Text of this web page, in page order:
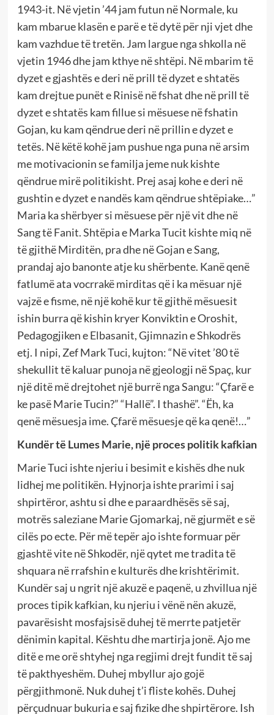
1943-it. Në vjetin ’44 jam futun në Normale, ku
kam mbarue klasën e parë e të dytë për nji vjet dhe
kam vazhdue të tretën. Jam largue nga shkolla në
vjetin 1946 dhe jam kthye në shtëpi. Në mbarim të
dyzet e gjashtës e deri në prill të dyzet e shtatës
kam drejtue punët e Rinisë në fshat dhe në prill të
dyzet e shtatës kam fillue si mësuese në fshatin
Gojan, ku kam qëndrue deri në prillin e dyzet e
tetës. Në këtë kohë jam pushue nga puna në arsim
me motivacionin se familja jeme nuk kishte
qëndrue mirë politikisht. Prej asaj kohe e deri në
gushtin e dyzet e nandës kam qëndrue shtëpiake…”
Maria ka shërbyer si mësuese për një vit dhe në
Sang të Fanit. Shtëpia e Marka Tucit kishte miq në
të gjithë Mirditën, pra dhe në Gojan e Sang,
prandaj ajo banonte atje ku shërbente. Kanë qenë
fatlumë ata vocrrakë mirditas që i ka mësuar një
vajzë e fisme, në një kohë kur të gjithë mësuesit
ishin burra që kishin kryer Konviktin e Oroshit,
Pedagogjiken e Elbasanit, Gjimnazin e Shkodrës
etj. I nipi, Zef Mark Tuci, kujton: “Në vitet ’80 të
shekullit të kaluar punoja në gjeologji në Spaç, kur
një ditë më drejtohet një burrë nga Sangu: “Çfarë e
ke pasë Marie Tucin?” “Hallë”. I thashë”. “Ëh, ka
qenë mësuesja ime. Çfarë mësuesje që ka qenë!…”
Kundër të Lumes Marie, një proces politik kafkian
Marie Tuci ishte njeriu i besimit e kishës dhe nuk
lidhej me politikën. Hyjnorja ishte prarimi i saj
shpirtëror, ashtu si dhe e paraardhësës së saj,
motrës saleziane Marie Gjomarkaj, në gjurmët e së
cilës po ecte. Për më tepër ajo ishte formuar për
gjashtë vite në Shkodër, një qytet me tradita të
shquara në rrafshin e kulturës dhe krishtërimit.
Kundër saj u ngrit një akuzë e paqenë, u zhvillua një
proces tipik kafkian, ku njeriu i vënë nën akuzë,
pavarësisht mosfajsisë duhej të merrte patjetër
dënimin kapital. Kështu dhe martirja jonë. Ajo me
ditë e me orë shtyhej nga regjimi drejt fundit të saj
të pakthyeshëm. Duhej mbyllur ajo gojë
përgjithmonë. Nuk duhej t’i fliste kohës. Duhej
përçudnuar bukuria e saj fizike dhe shpirtërore. Ish